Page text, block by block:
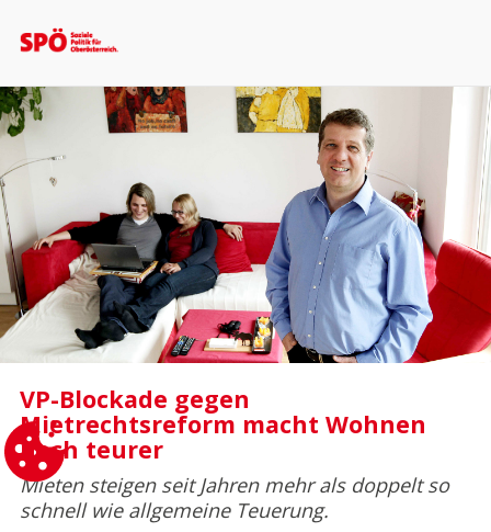
VP-Blockade gegen
Mietrechtsreform macht Wohnen
noch teurer
Mieten steigen seit Jahren mehr als doppelt so
schnell wie allgemeine Teuerung.